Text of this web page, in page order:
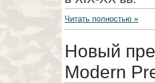
Читать полностью »
Новый
Modern